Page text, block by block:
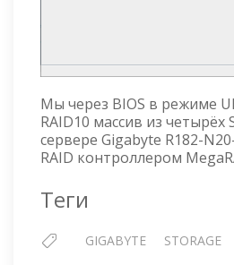
Мы через BIOS в режиме
RAID10 массив из четырёх
сервере Gigabyte R182-
RAID контроллером
Теги
GIGABYTE STORAGE